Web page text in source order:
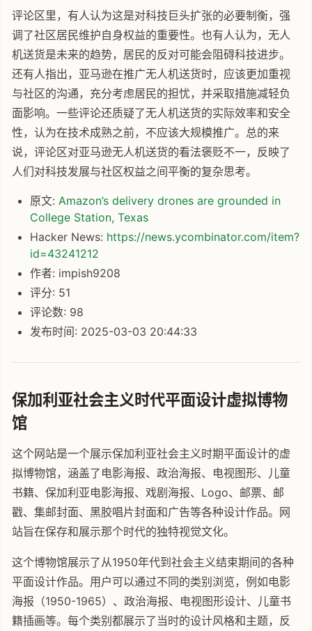
评论区里，有人认为这是对科技巨头扩张的必要制衡，强
调了社区居民维护自身权益的重要性。也有人认为，无人
机送货是未来的趋势，居民的反对可能会阻碍科技进步。
还有人指出，亚马逊在推广无人机送货时，应该更加重视
与社区的沟通，充分考虑居民的担忧，并采取措施减轻负
面影响。一些评论还质疑了无人机送货的实际效率和安全
性，认为在技术成熟之前，不应该大规模推广。总的来
说，评论区对亚马逊无人机送货的看法褒贬不一，反映了
人们对科技发展与社区权益之间平衡的复杂思考。
原文: Amazon’s delivery drones are grounded in
College Station, Texas
Hacker News: https://news.ycombinator.com/item?
id=43241212
作者: impish9208
评分: 51
评论数: 98
发布时间: 2025-03-03 20:44:33
保加利亚社会主义时代平面设计虚拟博物
馆
这个网站是一个展示保加利亚社会主义时期平面设计的虚
拟博物馆，涵盖了电影海报、政治海报、电视图形、儿童
书籍、保加利亚电影海报、戏剧海报、Logo、邮票、邮
戳、集邮封面、黑胶唱片封面和广告等各种设计作品。网
站旨在保存和展示那个时代的独特视觉文化。
这个博物馆展示了从1950年代到社会主义结束期间的各种
平面设计作品。用户可以通过不同的类别浏览，例如电影
海报（1950-1965）、政治海报、电视图形设计、儿童书
籍插画等。每个类别都展示了当时的设计风格和主题，反